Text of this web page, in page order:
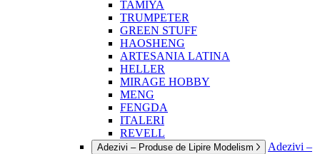
TAMIYA
TRUMPETER
GREEN STUFF
HAOSHENG
ARTESANIA LATINA
HELLER
MIRAGE HOBBY
MENG
FENGDA
ITALERI
REVELL
Adezivi – Produse de Lipire Modelism
Adezivi –